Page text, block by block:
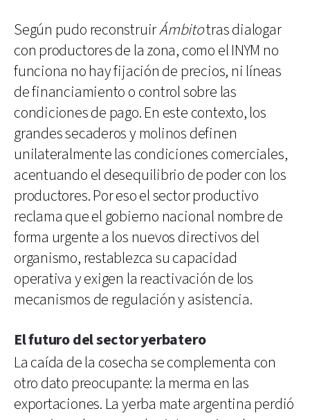
Según pudo reconstruirÁmbitotras dialogar
con productores de la zona, como el INYM no
funciona no hay fijación de precios, ni líneas
de financiamiento o control sobre las
condiciones de pago. En este contexto, los
grandes secaderos y molinos definen
unilateralmente las condiciones comerciales,
acentuando el desequilibrio de poder con los
productores. Por eso el sector productivo
reclama que el gobierno nacional nombre de
forma urgente a los nuevos directivos del
organismo, restablezca su capacidad
operativa y exigen la reactivación de los
mecanismos de regulación y asistencia.
El futuro del sector yerbatero
La caída de la cosecha se complementa con
otro dato preocupante: la merma en las
exportaciones. La yerba mate argentina perdió